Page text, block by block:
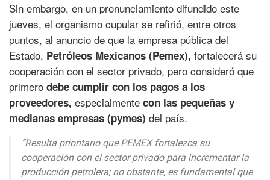
Sin embargo, en un pronunciamiento difundido este
jueves, el organismo cupular se refirió, entre otros
puntos, al anuncio de que la empresa pública del
Estado, Petróleos Mexicanos (Pemex), fortalecerá su
cooperación con el sector privado, pero consideró que
primero debe cumplir con los pagos a los
proveedores, especialmente con las pequeñas y
medianas empresas (pymes) del país.
“Resulta prioritario que PEMEX fortalezca su
cooperación con el sector privado para incrementar la
producción petrolera; no obstante, es fundamental que